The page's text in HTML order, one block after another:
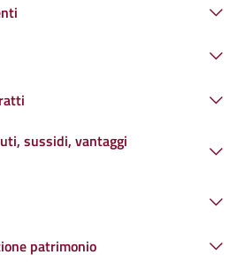
sussidi, vantaggi
patrimonio